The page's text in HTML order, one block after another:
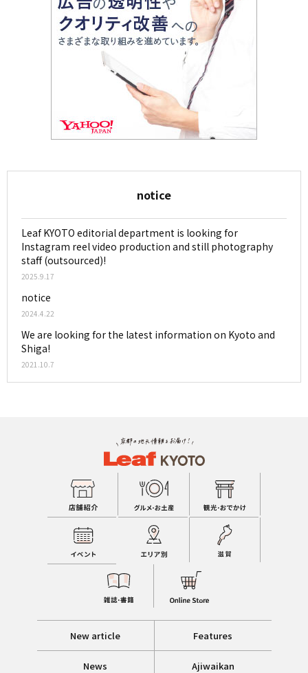
notice
Leaf KYOTO editorial department is looking for
Instagram reel video production and still photography
staff (outsourced)!
2025.9.17
notice
2024.4.22
We are looking for the latest information on Kyoto and
Shiga!
2021.10.7
New article Features
News Ajiwaikan